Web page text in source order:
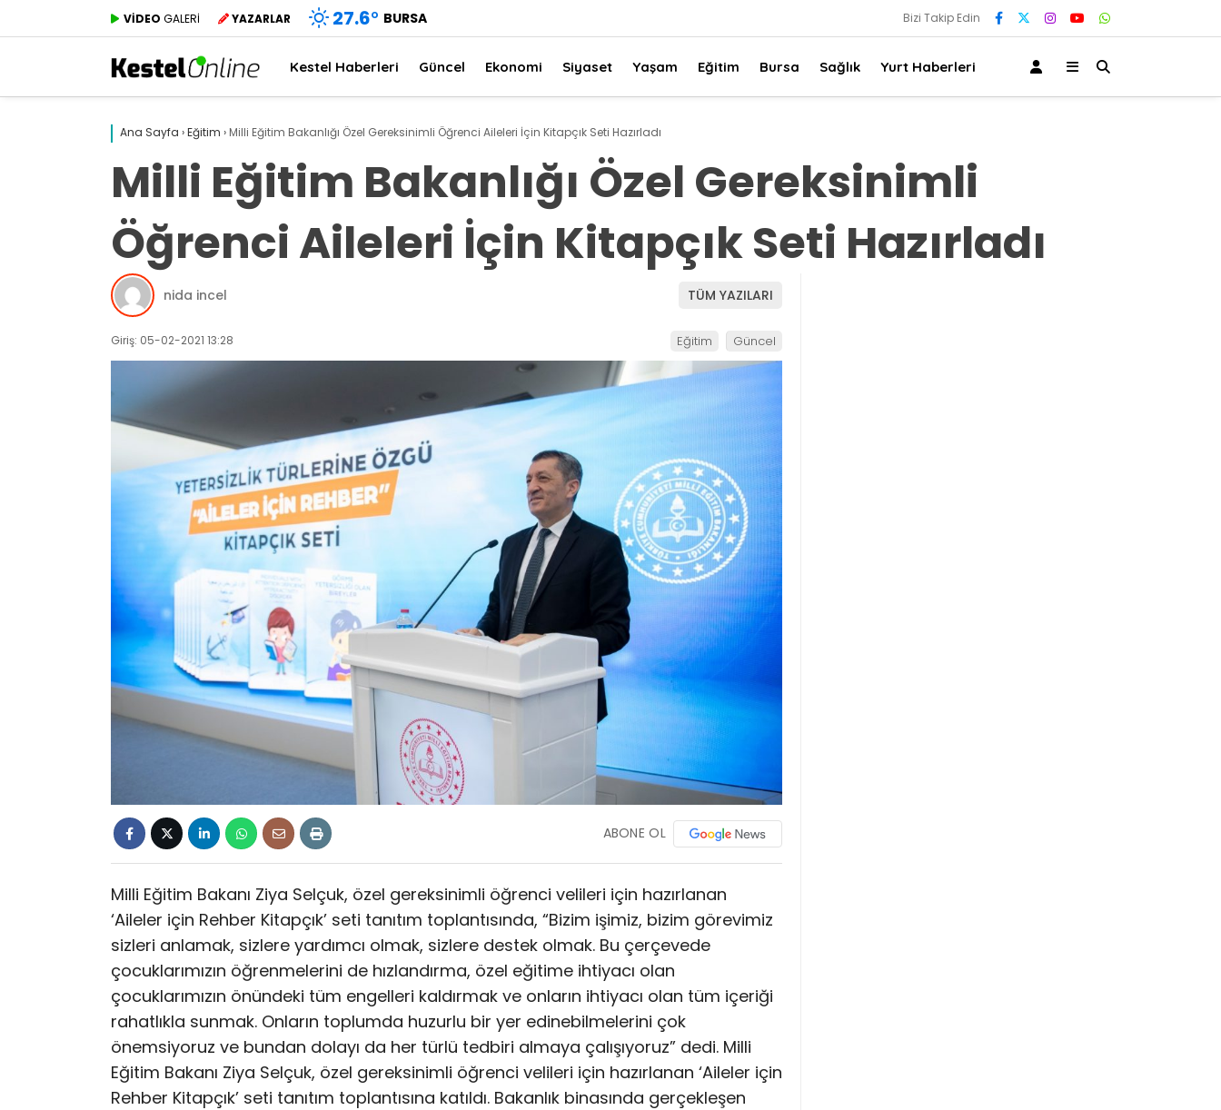
VİDEO GALERİ YAZARLAR 27.6° BURSA Bizi Takip Edin
Kestel Haberleri Güncel Ekonomi Siyaset Yaşam Eğitim Bursa Sağlık Yurt Haberleri
Ana Sayfa ›Eğitim › Milli Eğitim Bakanlığı Özel Gereksinimli Öğrenci Aileleri İçin Kitapçık Seti Hazırladı
Milli Eğitim Bakanlığı Özel Gereksinimli
Öğrenci Aileleri İçin Kitapçık Seti Hazırladı
nida incel TÜM YAZILARI
Giriş: 05-02-2021 13:28 Eğitim Güncel
ABONE OL
Milli Eğitim Bakanı Ziya Selçuk, özel gereksinimli öğrenci velileri için hazırlanan
‘Aileler için Rehber Kitapçık’ seti tanıtım toplantısında, “Bizim işimiz, bizim görevimiz
sizleri anlamak, sizlere yardımcı olmak, sizlere destek olmak. Bu çerçevede
çocuklarımızın öğrenmelerini de hızlandırma, özel eğitime ihtiyacı olan
çocuklarımızın önündeki tüm engelleri kaldırmak ve onların ihtiyacı olan tüm içeriği
rahatlıkla sunmak. Onların toplumda huzurlu bir yer edinebilmelerini çok
önemsiyoruz ve bundan dolayı da her türlü tedbiri almaya çalışıyoruz” dedi. Milli
Eğitim Bakanı Ziya Selçuk, özel gereksinimli öğrenci velileri için hazırlanan ‘Aileler için
Rehber Kitapçık’ seti tanıtım toplantısına katıldı. Bakanlık binasında gerçekleşen